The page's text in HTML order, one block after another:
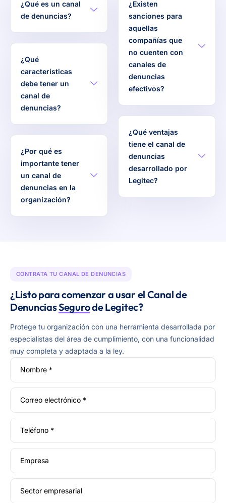
¿Qué es un canal
de denuncias?
¿Qué
características
debe tener un
canal de
denuncias?
¿Por qué es
importante tener
un canal de
denuncias en la
organización?
¿Existen
sanciones para
aquellas
compañías que
no cuenten con
canales de
denuncias
efectivos?
¿Qué ventajas
tiene el canal de
denuncias
desarrollado por
Legitec?
CONTRATA TU CANAL DE DENUNCIAS
¿Listo para comenzar a usar el Canal de
DenunciasSegurode Legitec?
Protege tu organización con una herramienta desarrollada por
especialistas del área de cumplimiento, con una funcionalidad
muy completa y adaptada a la ley.
Nombre *
Correo electrónico *
Teléfono *
Empresa
Sector empresarial